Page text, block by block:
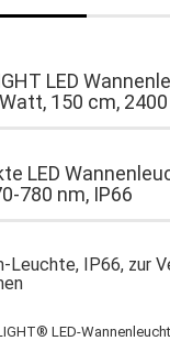
LED
150 cm,
LED
780 nm, IP66
Leuchte, IP66, zur
LED-